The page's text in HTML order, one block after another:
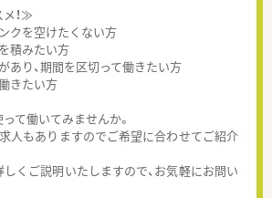
！≫
クを空けたくない方
積みたい方
あり、期間を区切って働きたい方
きたい方
て働いてみませんか。
人もありますのでご希望に合わせてご紹介
くご説明いたしますので、お気軽にお問い